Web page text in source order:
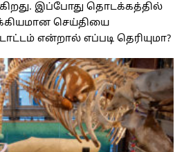
இப்போது தொடக்கத்தில்
செய்தியை
என்றால் எப்படி தெரியுமா?